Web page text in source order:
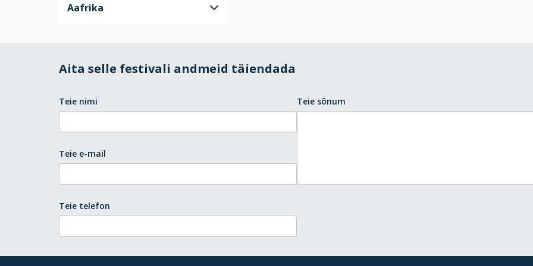
Aafrika
Aita selle festivali andmeid täiendada
Teie nimi
Teie e-mail
Teie telefon
Teie sõnum